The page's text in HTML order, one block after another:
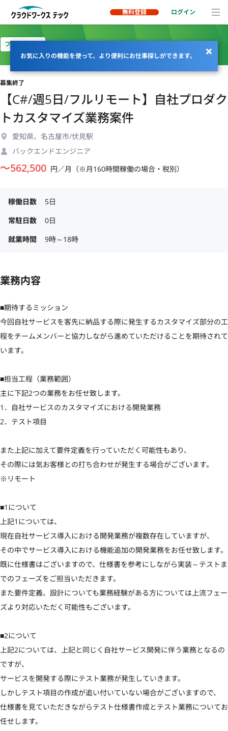
無料登録 ログイン
お気に入りの機能を使って、より便利にお仕事探しができます。
フルリモート
募集終了
【C#/週5日/フルリモート】自社プロダク
トカスタマイズ業務案件
愛知県、名古屋市/伏見駅
バックエンドエンジニア
〜562,500 円／月（※月160時間稼働の場合・税別）
稼働日数
5日
常駐日数
0日
就業時間
9時～18時
業務内容
■期待するミッション
今回自社サービスを客先に納品する際に発生するカスタマイズ部分の工
程をチームメンバーと協力しながら進めていただけることを期待されて
います。
■担当工程（業務範囲）
主に下記2つの業務をお任せ致します。
1．自社サービスのカスタマイズにおける開発業務
2．テスト項目
また上記に加えて要件定義を行っていただく可能性もあり、
その際には気お客様との打ち合わせが発生する場合がございます。
※リモート
■1について
上記1については、
現在自社サービス導入における開発業務が複数存在していますが、
その中でサービス導入における機能追加の開発業務をお任せ致します。
既に仕様書はございますので、仕様書を参考にしながら実装～テストま
でのフェーズをご担当いただきます。
また要件定義、設計についても業務経験がある方については上流フェー
ズより対応いただく可能性もございます。
■2について
上記2については、上記と同じく自社サービス開発に伴う業務となるの
ですが、
サービスを開発する際にテスト業務が発生していきます。
しかしテスト項目の作成が追い付いていない場合がございますので、
仕様書を見ていただきながらテスト仕様書作成とテスト業務についてお
任せします。